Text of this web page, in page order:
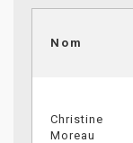
Nom
Christine
Moreau